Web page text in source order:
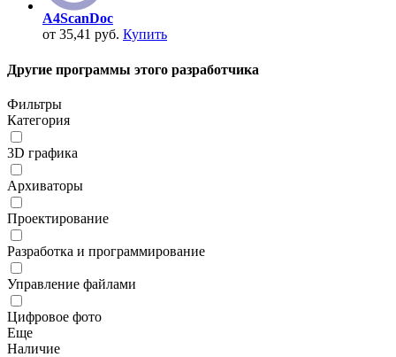
A4ScanDoc
от 35,41 руб. Купить
Другие программы этого разработчика
Фильтры
Категория
3D графика
Архиваторы
Проектирование
Разработка и программирование
Управление файлами
Цифровое фото
Еще
Наличие